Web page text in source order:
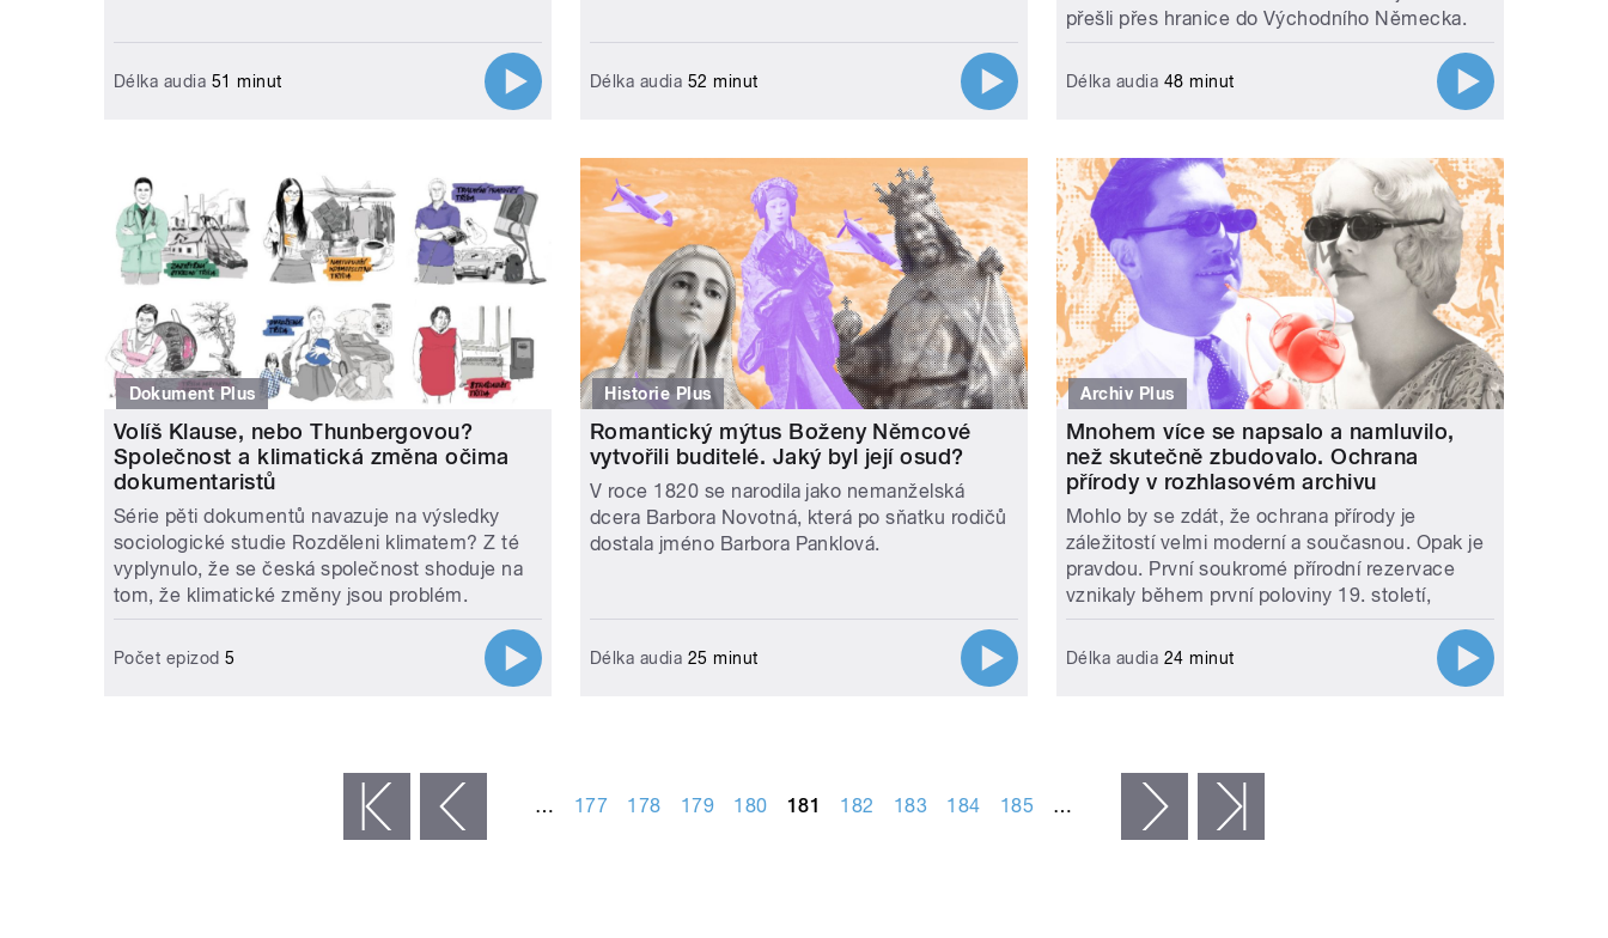
Délka audia 51 minut Délka audia 52 minut
přešli přes hranice do Východního Německa.
Délka audia 48 minut
Dokument Plus
Volíš Klause, nebo Thunbergovou?
Společnost a klimatická změna očima
dokumentaristů
Série pěti dokumentů navazuje na výsledky
sociologické studie Rozděleni klimatem? Z té
vyplynulo, že se česká společnost shoduje na
tom, že klimatické změny jsou problém.
Počet epizod 5
Historie Plus
Romantický mýtus Boženy Němcové
vytvořili buditelé. Jaký byl její osud?
V roce 1820 se narodila jako nemanželská
dcera Barbora Novotná, která po sňatku rodičů
dostala jméno Barbora Panklová.
Délka audia 25 minut
Archiv Plus
Mnohem více se napsalo a namluvilo,
než skutečně zbudovalo. Ochrana
přírody v rozhlasovém archivu
Mohlo by se zdát, že ochrana přírody je
záležitostí velmi moderní a současnou. Opak je
pravdou. První soukromé přírodní rezervace
vznikaly během první poloviny 19. století,
Délka audia 24 minut
‹ předchozí … 177 178 179 180 181 182 183 184 185 … následující ›